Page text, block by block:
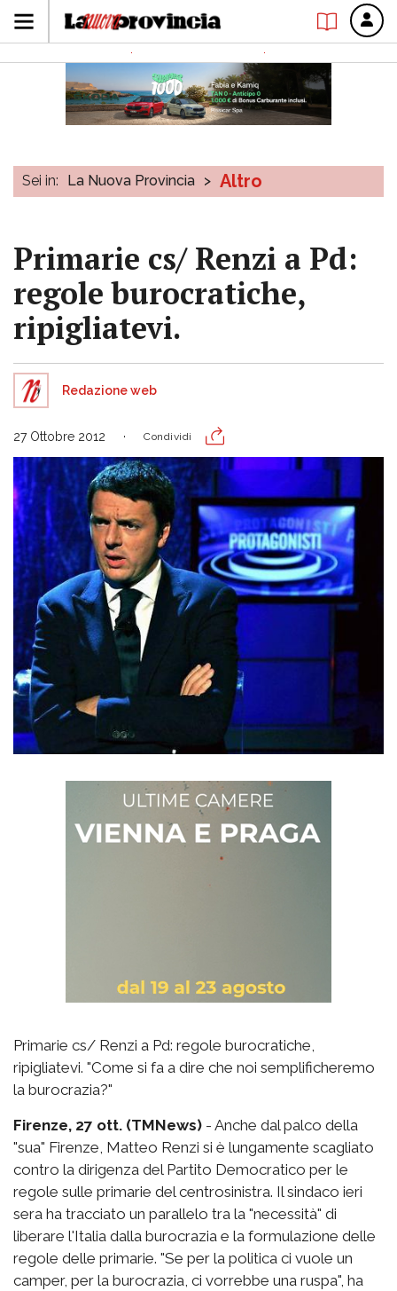
Sei in: La Nuova Provincia > Altro
Primarie cs/ Renzi a Pd:
regole burocratiche,
ripigliatevi.
Redazione web
27 Ottobre 2012 Condividi
Primarie cs/ Renzi a Pd: regole burocratiche,
ripigliatevi. "Come si fa a dire che noi semplificheremo
la burocrazia?"
Firenze, 27 ott. (TMNews) - Anche dal palco della
"sua" Firenze, Matteo Renzi si è lungamente scagliato
contro la dirigenza del Partito Democratico per le
regole sulle primarie del centrosinistra. Il sindaco ieri
sera ha tracciato un parallelo tra la "necessità" di
liberare l'Italia dalla burocrazia e la formulazione delle
regole delle primarie. "Se per la politica ci vuole un
camper, per la burocrazia, ci vorrebbe una ruspa", ha